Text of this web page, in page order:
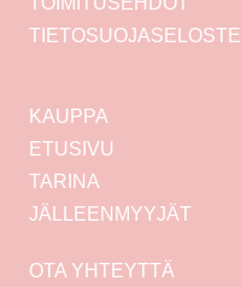
TIETOSUOJASELOSTE
KAUPPA
ETUSIVU
TARINA
JÄLLEENMYYJÄT
OTA YHTEYTTÄ